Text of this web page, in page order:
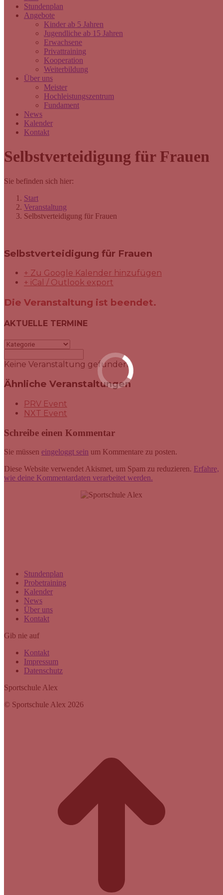
Stundenplan
Angebote
Kinder ab 5 Jahren
Jugendliche ab 15 Jahren
Erwachsene
Privattraining
Kooperation
Weiterbildung
Über uns
Meister
Hochleistungszentrum
Fundament
News
Kalender
Kontakt
Selbstverteidigung für Frauen
Sie befinden sich hier:
Start
Veranstaltung
Selbstverteidigung für Frauen
Selbstverteidigung für Frauen
+ Zu Google Kalender hinzufügen
+ iCal / Outlook export
Die Veranstaltung ist beendet.
AKTUELLE TERMINE
Keine Veranstaltung gefunden!
Ähnliche Veranstaltungen
PRV Event
NXT Event
Schreibe einen Kommentar
Sie müssen eingeloggt sein um Kommentare zu posten.
Diese Website verwendet Akismet, um Spam zu reduzieren. Erfahre,
wie deine Kommentardaten verarbeitet werden.
Stundenplan
Probetraining
Kalender
News
Über uns
Kontakt
Gib nie auf
Kontakt
Impressum
Datenschutz
Sportschule Alex
© Sportschule Alex 2026